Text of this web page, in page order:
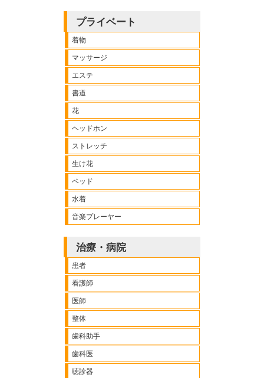
プライベート
着物
マッサージ
エステ
書道
花
ヘッドホン
ストレッチ
生け花
ベッド
水着
音楽プレーヤー
治療・病院
患者
看護師
医師
整体
歯科助手
歯科医
聴診器